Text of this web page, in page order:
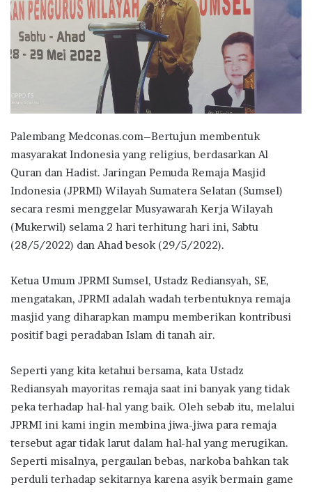
Palembang Medconas.com–Bertujun membentuk
masyarakat Indonesia yang religius, berdasarkan Al
Quran dan Hadist. Jaringan Pemuda Remaja Masjid
Indonesia (JPRMI) Wilayah Sumatera Selatan (Sumsel)
secara resmi menggelar Musyawarah Kerja Wilayah
(Mukerwil) selama 2 hari terhitung hari ini, Sabtu
(28/5/2022) dan Ahad besok (29/5/2022).
Ketua Umum JPRMI Sumsel, Ustadz Rediansyah, SE,
mengatakan, JPRMI adalah wadah terbentuknya remaja
masjid yang diharapkan mampu memberikan kontribusi
positif bagi peradaban Islam di tanah air.
Seperti yang kita ketahui bersama, kata Ustadz
Rediansyah mayoritas remaja saat ini banyak yang tidak
peka terhadap hal-hal yang baik. Oleh sebab itu, melalui
JPRMI ini kami ingin membina jiwa-jiwa para remaja
tersebut agar tidak larut dalam hal-hal yang merugikan.
Seperti misalnya, pergaulan bebas, narkoba bahkan tak
perduli terhadap sekitarnya karena asyik bermain game